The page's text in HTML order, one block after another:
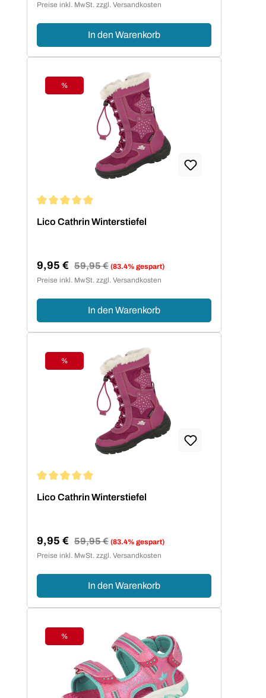
Preise inkl. MwSt. zzgl. Versandkosten
In den Warenkorb
Rabatt
%
Lico Cathrin Winterstiefel
Verkaufspreis:
9,95 € Regulärer Preis:
59,95 € (83.4% gespart)
Preise inkl. MwSt. zzgl. Versandkosten
In den Warenkorb
Rabatt
%
Lico Cathrin Winterstiefel
Verkaufspreis:
9,95 € Regulärer Preis:
59,95 € (83.4% gespart)
Preise inkl. MwSt. zzgl. Versandkosten
In den Warenkorb
Rabatt
%